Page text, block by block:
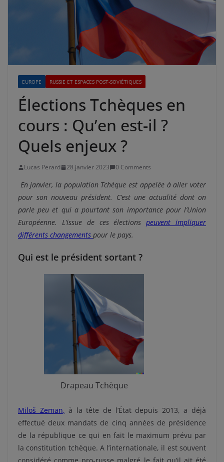
EUROPE RUSSIE ET ESPACES POST-SOVIÉTIQUES
Élections Tchèques en
cours : Qu’en est-il ?
Quels enjeux ?
Lucas Perard 28 janvier 2023 0 Comments
En janvier, la population Tchèque est appelée à aller voter
pour son nouveau président. C’est une actualité dont on
parle peu et qui a pourtant son importance pour l’Union
Européenne. L’issue de ces électionspeuvent impliquer
différents changements pour le pays.
Qui est le président sortant ?
Drapeau Tchèque
Miloš Zeman, à la tête de l’État depuis 2013, a déjà
effectué deux mandats de cinq années de présidence
de la république ce qui en fait le maximum prévu par
la constitution tchèque. A l’internationale, il est souvent